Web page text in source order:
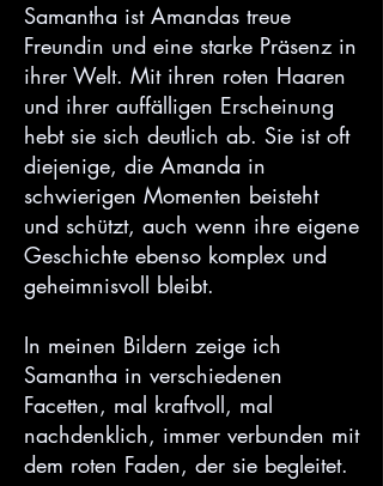
Samantha ist Amandas treue
Freundin und eine starke Präsenz in
ihrer Welt. Mit ihren roten Haaren
und ihrer auffälligen Erscheinung
hebt sie sich deutlich ab. Sie ist oft
diejenige, die Amanda in
schwierigen Momenten beisteht
und schützt, auch wenn ihre eigene
Geschichte ebenso komplex und
geheimnisvoll bleibt.
In meinen Bildern zeige ich
Samantha in verschiedenen
Facetten, mal kraftvoll, mal
nachdenklich, immer verbunden mit
dem roten Faden, der sie begleitet.